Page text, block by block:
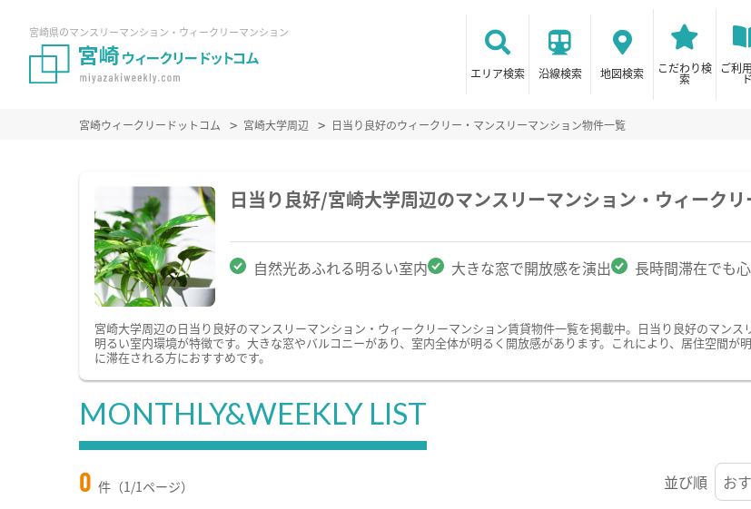
宮崎県のマンスリーマンション・ウィークリーマンション
エリア検索 沿線検索 地図検索 こだわり検
索
ご利
ド
宮崎ウィークリードットコム 宮崎大学周辺 日当り良好のウィークリー・マンスリーマンション物件一覧
日当り良好/宮崎大学周辺のマンスリーマンション・ウィーク
自然光あふれる明るい室内 大きな窓で開放感を演出 長時間滞在でも
宮崎大学周辺の日当り良好のマンスリーマンション・ウィークリーマンション賃貸物件一覧を掲載中。日当り良好のマン
明るい室内環境が特徴です。大きな窓やバルコニーがあり、室内全体が明るく開放感があります。これにより、居住空間
に滞在される方におすすめです。
MONTHLY&WEEKLY LIST
0 件（1/1ページ） 並び順